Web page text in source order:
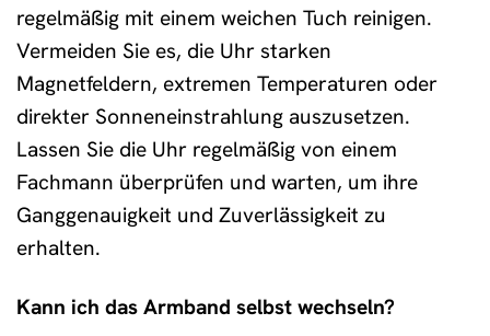
regelmäßig mit einem weichen Tuch reinigen.
Vermeiden Sie es, die Uhr starken
Magnetfeldern, extremen Temperaturen oder
direkter Sonneneinstrahlung auszusetzen.
Lassen Sie die Uhr regelmäßig von einem
Fachmann überprüfen und warten, um ihre
Ganggenauigkeit und Zuverlässigkeit zu
erhalten.
Kann ich das Armband selbst wechseln?